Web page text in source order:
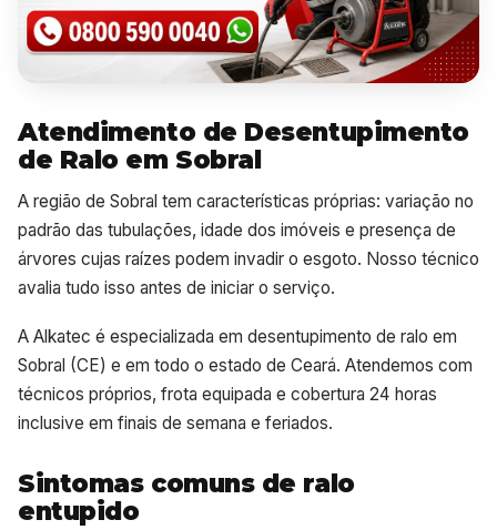
Atendimento de Desentupimento
de Ralo em Sobral
A região de Sobral tem características próprias: variação no
padrão das tubulações, idade dos imóveis e presença de
árvores cujas raízes podem invadir o esgoto. Nosso técnico
avalia tudo isso antes de iniciar o serviço.
A Alkatec é especializada em desentupimento de ralo em
Sobral (CE) e em todo o estado de Ceará. Atendemos com
técnicos próprios, frota equipada e cobertura 24 horas
inclusive em finais de semana e feriados.
Sintomas comuns de ralo
entupido